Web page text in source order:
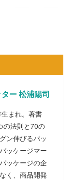
ー 松浦陽司
まれ。著書
の法則と70の
ン伸びるパッ
ッケージマー
ッケージの企
く、商品開発